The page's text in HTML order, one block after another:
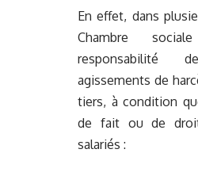
En effet, dans
Chambre
responsabilité
agissements de
tiers, à condition
de fait ou de
salariés :